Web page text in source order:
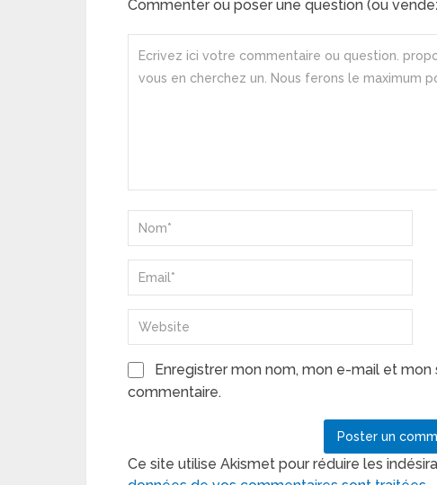
Commenter ou poser une question (ou
Enregistrer mon nom, mon e-mail et
commentaire.
Ce site utilise Akismet pour réduire les